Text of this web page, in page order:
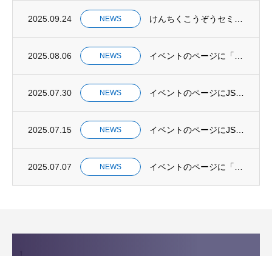
2025.09.24 NEWS
2025.08.06 NEWS
2025.07.30 NEWS
2025.07.15 NEWS
2025.07.07 NEWS